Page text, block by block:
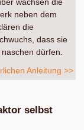
wachsen die
neben dem
die
dass sie
dürfen.
Anleitung >>
selbst